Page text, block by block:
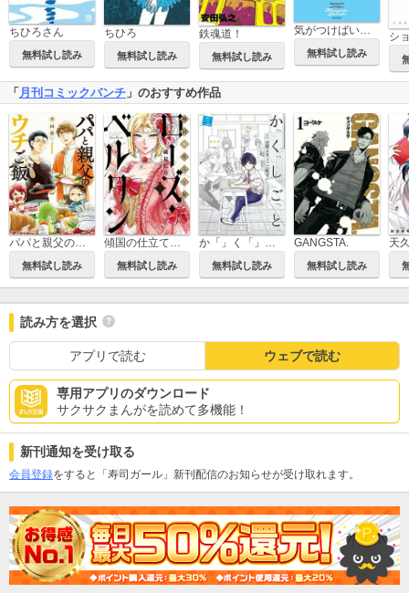
ちひろさん
無料試し読み
ちひろ
無料試し読み
鉄魂道！
無料試し読み
気がつけばいつも病み上がり 本当にあった安田の話
無料試し読み
シ
「月刊コミックバンチ 」のおすすめ作品
パパと親父のウチご飯
無料試し読み
傾国の仕立て屋 ローズ・ベルタン
無料試し読み
か「」く「」し「」ご「」と「
無料試し読み
GANGSTA.
無料試し読み
読み方を選択
アプリで読む ウェブで読む
専用アプリのダウンロード
サクサクまんがを読めて多機能！
新刊通知を受け取る
会員登録をすると「寿司ガール」新刊配信のお知らせが受け取れます。